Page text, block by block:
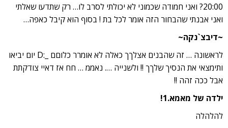
20:00? ואני חמודה שכמוני לא יכולתי לסרב לו… רק שתדעו שאלתי
ואני אבנתי שהבחור הזה אומר לכל בת ! בסוף הוא קיבל כאפה…
~דיבצ`נקה~
לראשונה … זה שהבנים אצלךך כאלה לא אומרר כלוםם _:D יום יביאו
ותימצאי את הנסיך שלךך !! ולשנייה …. נאממ … חח אז דאיי צודקתת
אבל ככה זהה !!
ילדה של מאמא.1!
להלהלה